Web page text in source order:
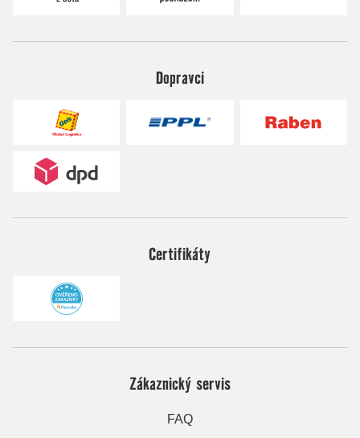
Dopravci
Certifikáty
Zákaznický servis
FAQ